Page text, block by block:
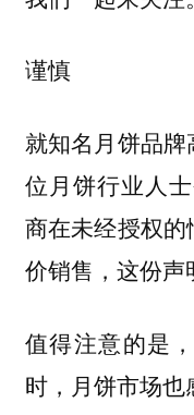
谨慎
就知名月饼品
位月饼行业人
商在未经授权
价销售，这份声
值得注意的是
时，月饼市场也